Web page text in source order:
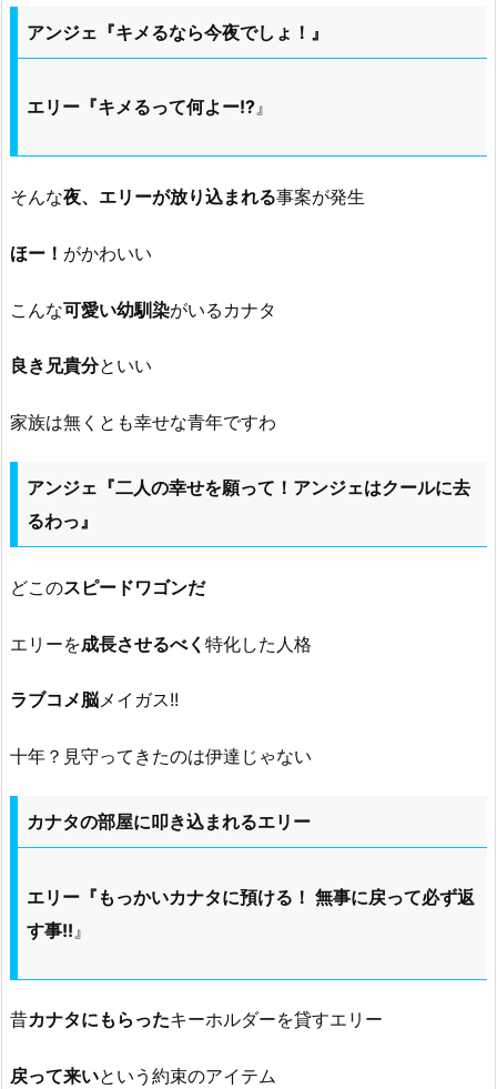
アンジェ『キメるなら今夜でしょ！』
エリー『キメるって何よー!?』
そんな夜、エリーが放り込まれる事案が発生
ほー！ がかわいい
こんな可愛い幼馴染がいるカナタ
良き兄貴分といい
家族は無くとも幸せな青年ですわ
アンジェ『二人の幸せを願って！アンジェはクールに去
るわっ』
どこのスピードワゴンだ
エリーを成長させるべく 特化した人格
ラブコメ脳メイガス!!
十年？見守ってきたのは伊達じゃない
カナタの部屋に叩き込まれるエリー
エリー『もっかいカナタに預ける！ 無事に戻って必ず返
す事!! 』
昔カナタにもらったキーホルダーを貸すエリー
戻って来いという約束のアイテム